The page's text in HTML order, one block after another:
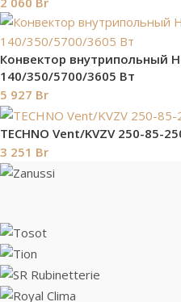
Конвектор внутрипольный
140/350/5700/3605 Вт
5 927 Br
TECHNO Vent/KVZV 250-85-
3 251 Br